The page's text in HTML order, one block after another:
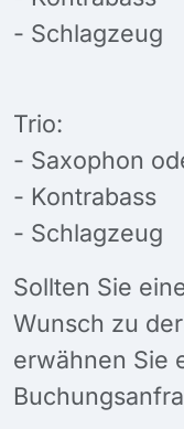
- Schlagzeug
Trio:
- Saxophon
- Kontrabass
- Schlagzeug
Sollten Sie
Wunsch zu
erwähnen Sie